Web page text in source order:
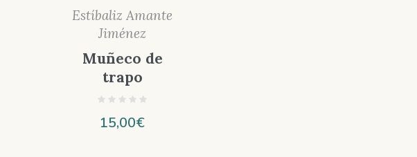
Estíbaliz Amante
Jiménez
Muñeco de
trapo
15,00€